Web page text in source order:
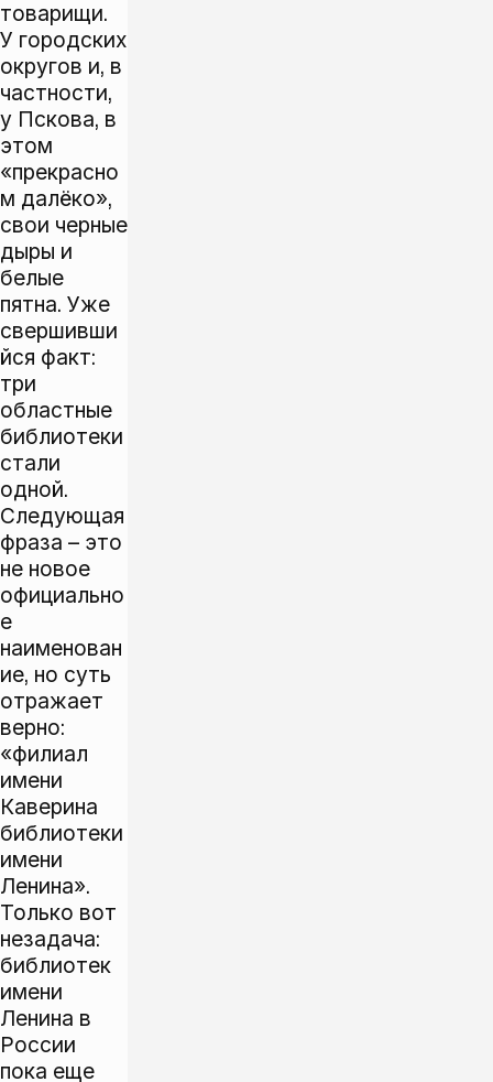
товарищи.
У городских
округов и, в
частности,
у Пскова, в
этом
«прекрасно
м далёко»,
свои черные
дыры и
белые
пятна. Уже
свершивши
йся факт:
три
областные
библиотеки
стали
одной.
Следующая
фраза – это
не новое
официально
е
наименован
ие, но суть
отражает
верно:
«филиал
имени
Каверина
библиотеки
имени
Ленина».
Только вот
незадача:
библиотек
имени
Ленина в
России
пока еще